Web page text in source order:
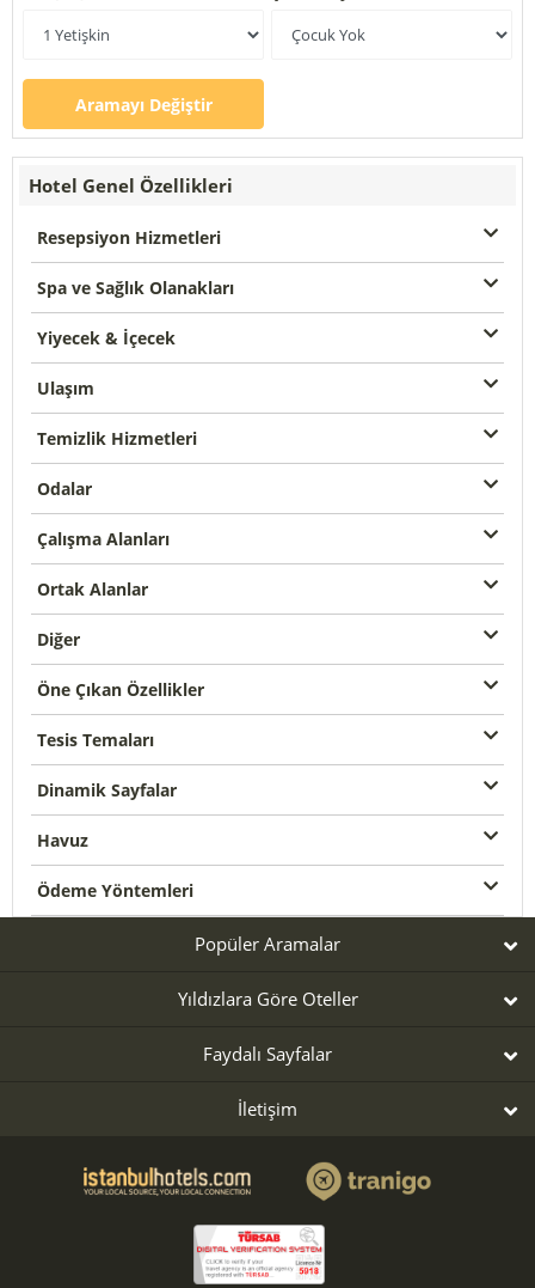
Aramayı Değiştir
Hotel Genel Özellikleri
Resepsiyon Hizmetleri
Spa ve Sağlık Olanakları
Yiyecek & İçecek
Ulaşım
Temizlik Hizmetleri
Odalar
Çalışma Alanları
Ortak Alanlar
Diğer
Öne Çıkan Özellikler
Tesis Temaları
Dinamik Sayfalar
Havuz
Ödeme Yöntemleri
Popüler Aramalar
Yıldızlara Göre Oteller
Faydalı Sayfalar
İletişim